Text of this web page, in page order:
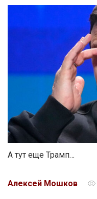
А тут еще Трамп…
Алексей Мошков